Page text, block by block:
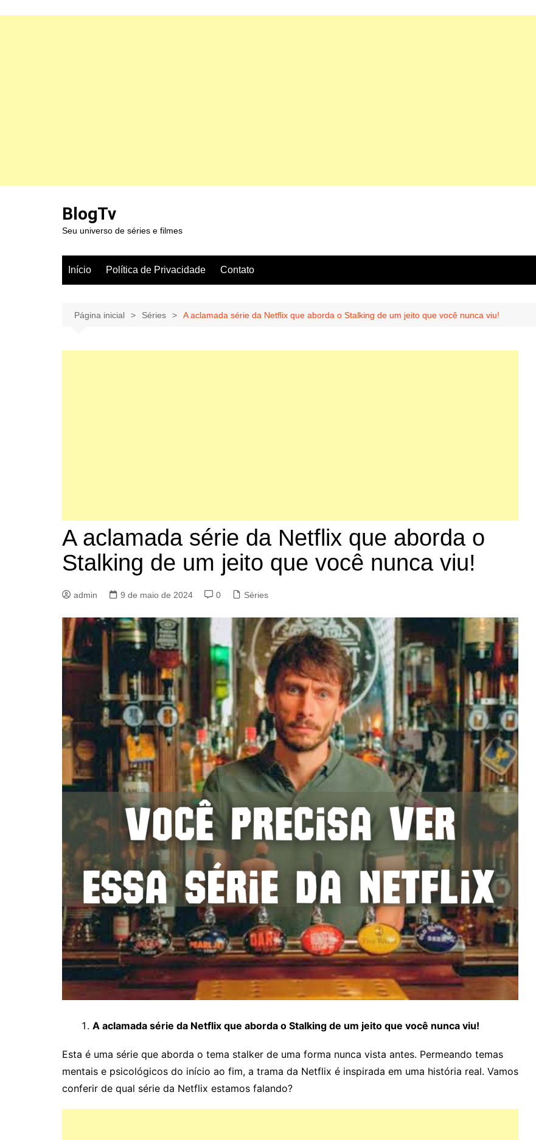
BlogTv
Seu universo de séries e filmes
Início Política de Privacidade Contato
Página inicial Séries A aclamada série da Netflix que aborda o Stalking de um jeito que você nunca viu!
A aclamada série da Netflix que aborda o
Stalking de um jeito que você nunca viu!
admin 9 de maio de 2024 0 Séries
A aclamada série da Netflix que aborda o Stalking de um jeito que você nunca viu!
Esta é uma série que aborda o tema stalker de uma forma nunca vista antes. Permeando temas
mentais e psicológicos do início ao fim, a trama da Netflix é inspirada em uma história real. Vamos
conferir de qual série da Netflix estamos falando?